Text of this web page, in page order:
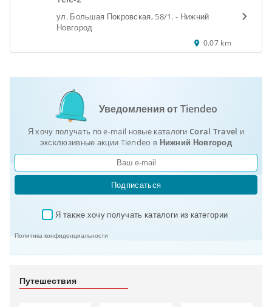
ул. Большая Покровская, 58/1. - Нижний
Новгород
0.07 km
Уведомления от Tiendeo
Я хочу получать по e-mail новые каталогиCoral Travel и
эксклюзивные акции Tiendeo в Нижний Новгород
Подписаться
Я также хочу получать каталоги из категории
Политика конфиденциальности
Путешествия